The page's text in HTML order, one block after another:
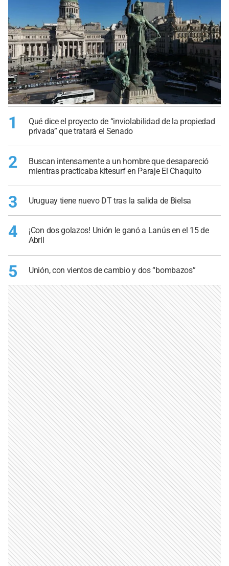
1
Qué dice el proyecto de “inviolabilidad de la propiedad
privada” que tratará el Senado
2
Buscan intensamente a un hombre que desapareció
mientras practicaba kitesurf en Paraje El Chaquito
3 Uruguay tiene nuevo DT tras la salida de Bielsa
4
¡Con dos golazos! Unión le ganó a Lanús en el 15 de
Abril
5 Unión, con vientos de cambio y dos “bombazos”